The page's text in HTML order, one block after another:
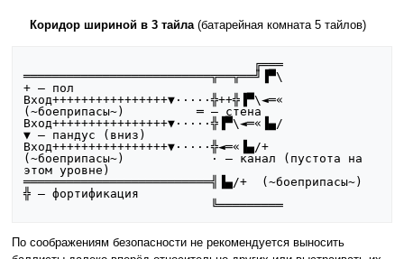
Коридор шириной в 3 тайла (батарейная комната 5 тайлов)
+ — пол
Вход++++++++++++++++▼·····╬++╬▐▀\◄═«
(~боеприпасы~) ═ — стена
▼ — пандус (вниз)
Вход++++++++++++++++▼·····╬◄═«▐▄/+
(~боеприпасы~)
·
— канал (пустота на
этом уровне)
╬ — фортификация
По соображениям безопасности не рекомендуется выносить